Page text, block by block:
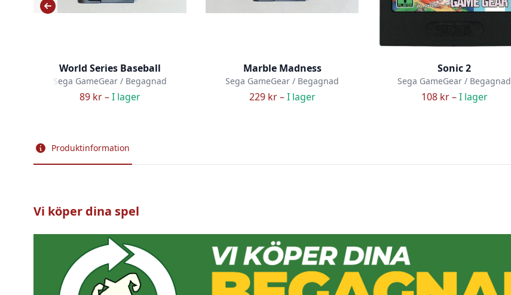
World Series Baseball
Sega GameGear / Begagnad
89 kr –I lager
Marble Madness
Sega GameGear / Begagnad
229 kr –I lager
Sonic 2
Sega GameGear / Begagnad
108 kr –I lager
Produktinformation
Vi köper dina spel